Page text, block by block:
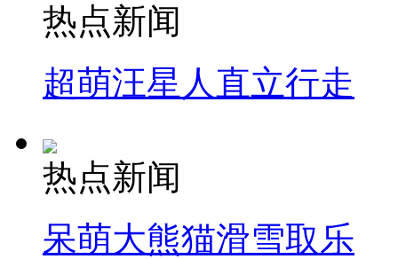
热点新闻
超萌汪星人直立行走
热点新闻
呆萌大熊猫滑雪取乐